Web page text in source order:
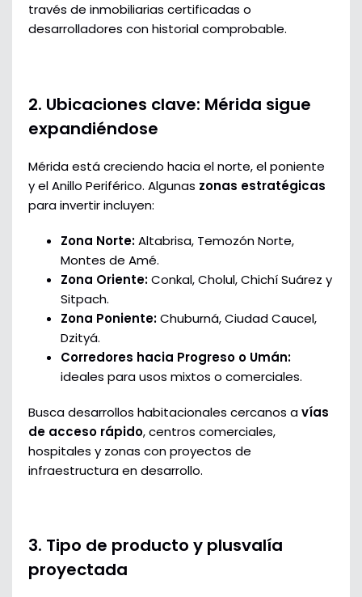
través de inmobiliarias certificadas o
desarrolladores con historial comprobable.
2. Ubicaciones clave: Mérida sigue
expandiéndose
Mérida está creciendo hacia el norte, el poniente
y el Anillo Periférico. Algunas zonas estratégicas
para invertir incluyen:
Zona Norte:Altabrisa, Temozón Norte,
Montes de Amé.
Zona Oriente:Conkal, Cholul, Chichí Suárez y
Sitpach.
Zona Poniente:Chuburná, Ciudad Caucel,
Dzityá.
Corredores hacia Progreso o Umán:
ideales para usos mixtos o comerciales.
Busca desarrollos habitacionales cercanos avías
de acceso rápido, centros comerciales,
hospitales y zonas con proyectos de
infraestructura en desarrollo.
3. Tipo de producto y plusvalía
proyectada